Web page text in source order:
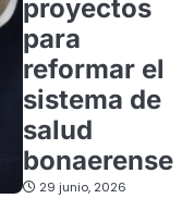
proyectos
para
reformar el
sistema de
salud
bonaerense
29 junio, 2026